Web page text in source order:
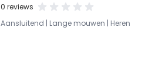
0 reviews
Aansluitend | Lange mouwen | Heren